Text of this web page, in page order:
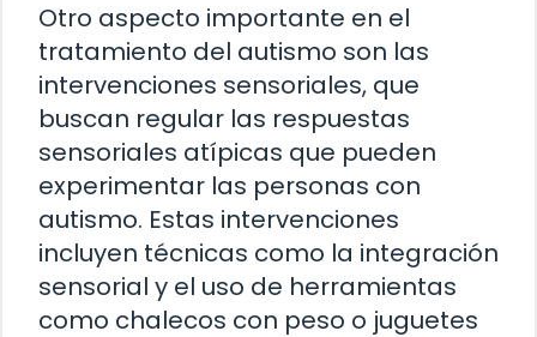
Otro aspecto importante en el
tratamiento del autismo son las
intervenciones sensoriales, que
buscan regular las respuestas
sensoriales atípicas que pueden
experimentar las personas con
autismo. Estas intervenciones
incluyen técnicas como la integración
sensorial y el uso de herramientas
como chalecos con peso o juguetes